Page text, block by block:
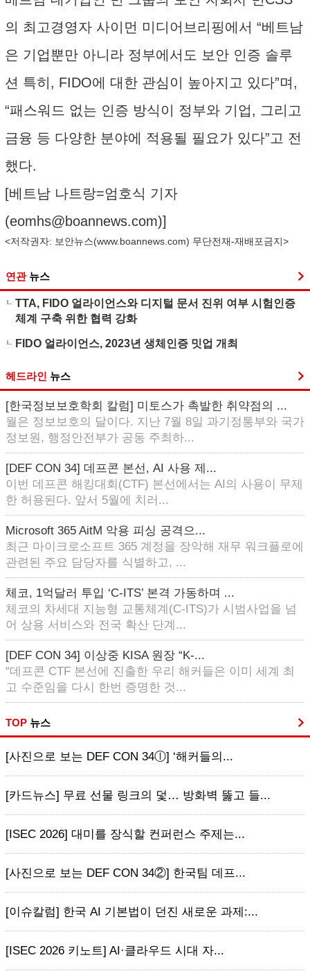
의 최고경영자 사이먼 미디어브리핑에서 “베트남
은 기업뿐만 아니라 정부에서도 보안 인증 솔루
션 특히, FIDO에 대한 관심이 높아지고 있다”며,
“패스워드 없는 인증 방식이 정부와 기업, 그리고
금융 등 다양한 분야에 적용될 필요가 있다”고 전
했다.
[베트남 나트랑=엄호식 기자
(eomhs@boannews.com)]
<저작권자: 보안뉴스(www.boannews.com) 무단전재-재배포금지>
연관 뉴스
TTA, FIDO 얼라이언스와 디지털 문서 진위 여부 시험인증
체계 구축 위한 협력 강화
FIDO 얼라이언스, 2023년 생체인증 밋업 개최
헤드라인 뉴스
[한국정보보호학회 칼럼] 미토스가 촉발한 취약점의 ...
월은 정보보호의 달이다. 지난 7월 8일 과기정통부와 국가
정보원, 행정안전부가 공동 주최하...
[DEF CON 34] 데프콘 본선, AI 사용 제...
이번 데프콘 해킹대회(CTF) 본선에서는 AI의 사용이 무제
한 허용된다. 앞서 5월에 치러...
Microsoft 365 AitM 악용 피싱 공격으...
최근 마이크로소프트 365 계정을 장악해 재무 워크플로에
관련된 주요 담당자를 식별하고, ...
체코, 1억달러 투입 ‘C-ITS’ 본격 가동하며 ...
체코의 차세대 지능형 교통체계(C-ITS)가 시범사업을 넘
어 상용 서비스와 전국 확산 단계...
[DEF CON 34] 이상중 KISA 원장 “K-...
“데프콘 CTF 본선에 진출한 우리 해커들은 이미 세계 최
고 수준임을 다시 한번 증명한 것...
TOP 뉴스
[사진으로 보는 DEF CON 34ⓛ] ‘해커들의...
[카드뉴스] 무료 선물 링크의 덫… 방화벽 뚫고 들...
[ISEC 2026] 대미를 장식할 컨퍼런스 주제는...
[사진으로 보는 DEF CON 34②] 한국팀 데프...
[이슈칼럼] 한국 AI 기본법이 던진 새로운 과제:...
[ISEC 2026 키노트] AI·클라우드 시대 자...